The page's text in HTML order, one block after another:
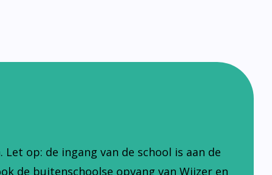
de buitenschoolse opvang van Wijzer en